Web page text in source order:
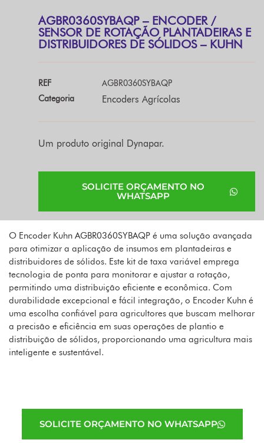
AGBR0360SYBAQP – ENCODER /
SENSOR DE ROTAÇÃO PLANTADEIRAS E
DISTRIBUIDORES DE SÓLIDOS – KUHN
REF
AGBR0360SYBAQP
Categoria
Encoders Agrícolas
Um produto original Dynapar.
SOLICITE ORÇAMENTO NO
WHATSAPP
O Encoder Kuhn AGBR0360SYBAQP é uma solução avançada
para otimizar a aplicação de insumos em plantadeiras e
distribuidores de sólidos. Este kit de taxa variável emprega
tecnologia de ponta para monitorar e ajustar a rotação,
permitindo uma distribuição eficiente e econômica. Com
durabilidade excepcional e fácil integração, o Encoder Kuhn é
uma escolha confiável para agricultores que buscam melhorar
a precisão e eficiência em suas operações de plantio e
distribuição de sólidos, proporcionando uma agricultura mais
inteligente e sustentável.
SOLICITE ORÇAMENTO NO WHATSAPP